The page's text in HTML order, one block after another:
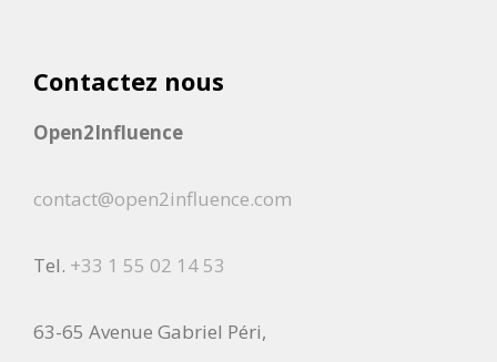
Contactez nous
Open2Influence
contact@open2influence.com
Tel. +33 1 55 02 14 53
63-65 Avenue Gabriel Péri,